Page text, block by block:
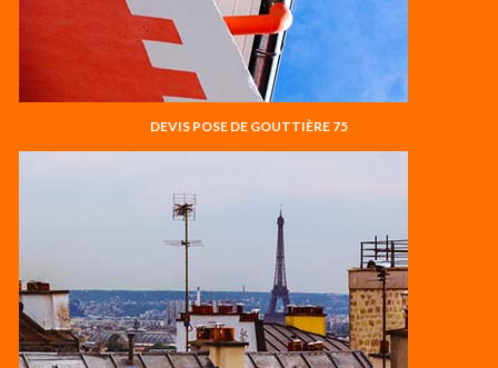
DEVIS POSE DE GOUTTIÈRE 75